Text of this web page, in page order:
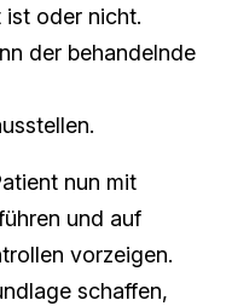
oder nicht.
der behandelnde
nun mit
und auf
vorzeigen.
schaffen,